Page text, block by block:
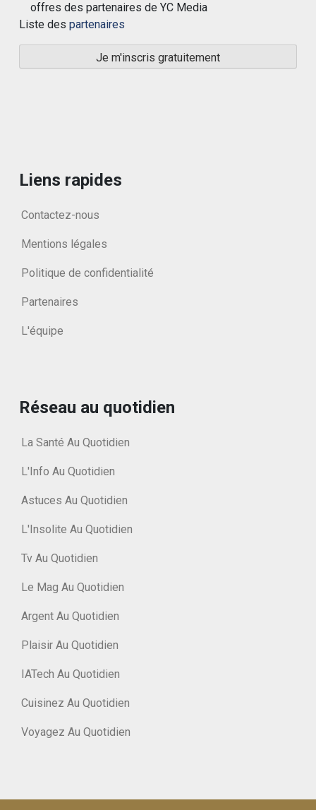
offres des partenaires de YC Media
Liste des partenaires
Liens rapides
Contactez-nous
Mentions légales
Politique de confidentialité
Partenaires
L'équipe
Réseau au quotidien
La Santé Au Quotidien
L'Info Au Quotidien
Astuces Au Quotidien
L'Insolite Au Quotidien
Tv Au Quotidien
Le Mag Au Quotidien
Argent Au Quotidien
Plaisir Au Quotidien
IATech Au Quotidien
Cuisinez Au Quotidien
Voyagez Au Quotidien